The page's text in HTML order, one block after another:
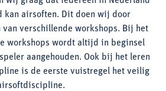
kan airsoften. Dit doen wij door
van verschillende workshops. Bij het
workshops wordt altijd in beginsel
aangehouden. Ook bij het leren
is de eerste vuistregel het veilig